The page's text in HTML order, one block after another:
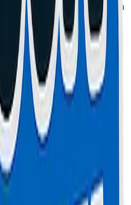
Max à Cannes est effectuée en
Rendez-vous dans notre
sans rendez-vous.
pour le iPhone 15
ou de qualité premium
Max à Cannes. Toutes nos
et main d'œuvre à Cannes et
Max à Cannes ?
Pro Max à notre atelier de
atelier du Cannet (78 Bd
sans rendez-vous.